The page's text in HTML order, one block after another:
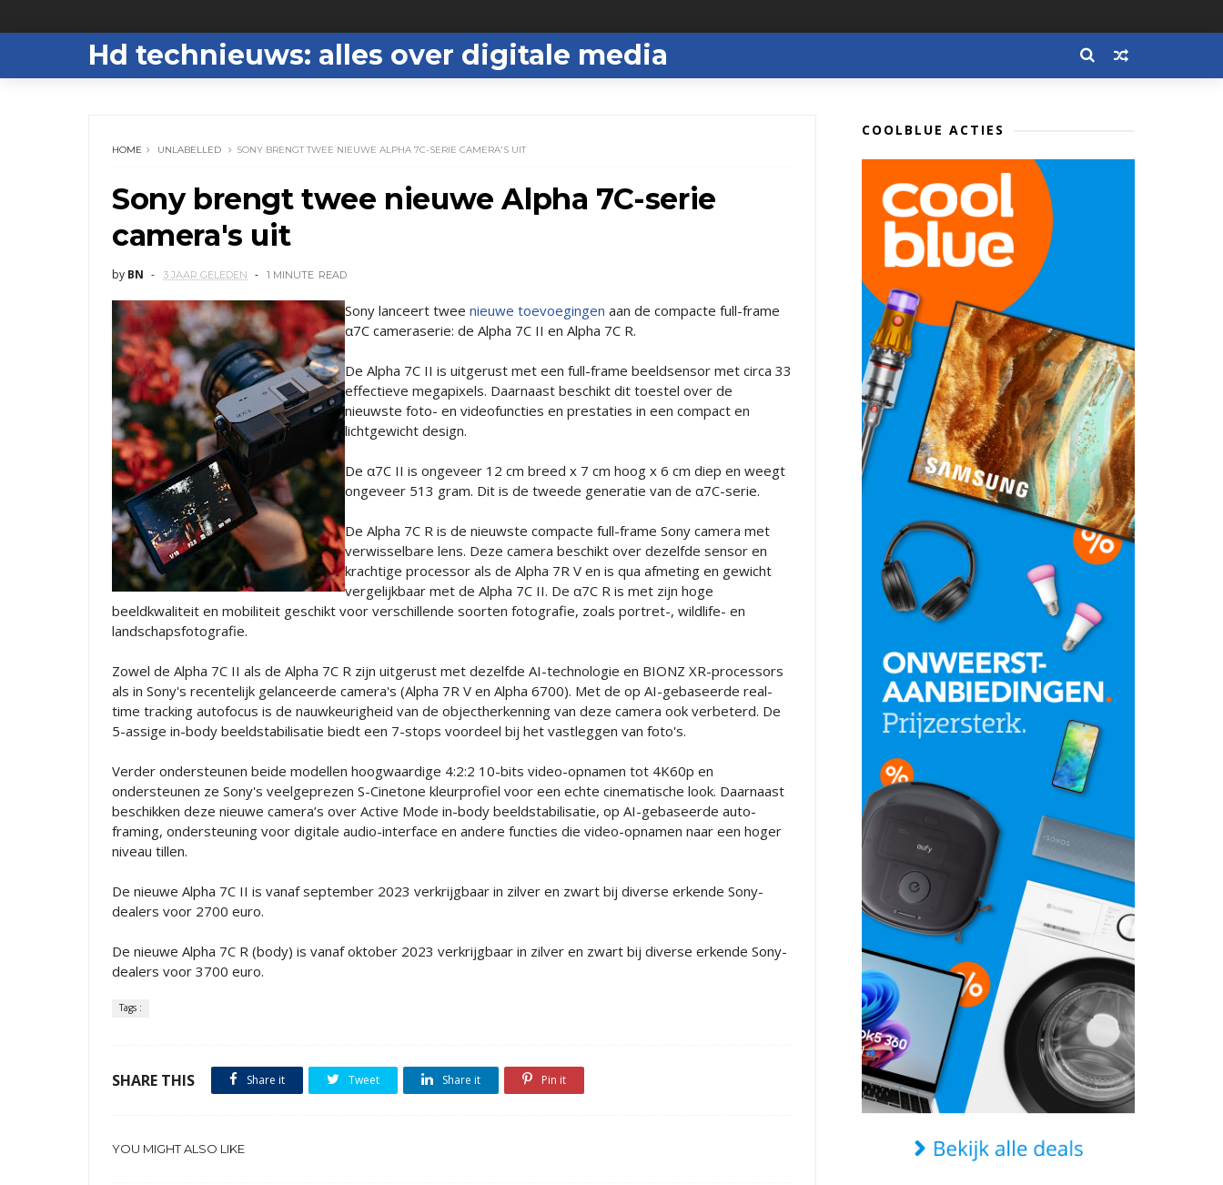
Hd technieuws: alles over digitale media
HOME UNLABELLED SONY BRENGT TWEE NIEUWE ALPHA 7C-SERIE CAMERA'S UIT ​
Sony brengt twee nieuwe Alpha 7C-serie
camera's uit ​
by BN 3 JAAR GELEDEN 1 MINUTE READ
Sony lanceert twee nieuwe toevoegingen aan de compacte full-frame
α7C cameraserie: de Alpha 7C II en Alpha 7C R.
De Alpha 7C II is uitgerust met een full-frame beeldsensor met circa 33
effectieve megapixels. Daarnaast beschikt dit toestel over de
nieuwste foto- en videofuncties en prestaties in een compact en
lichtgewicht design.
De α7C II is ongeveer 12 cm breed x 7 cm hoog x 6 cm diep en weegt
ongeveer 513 gram. Dit is de tweede generatie van de α7C-serie.
De Alpha 7C R is de nieuwste compacte full-frame Sony camera met
verwisselbare lens. Deze camera beschikt over dezelfde sensor en
krachtige processor als de Alpha 7R V en is qua afmeting en gewicht
vergelijkbaar met de Alpha 7C II. De α7C R is met zijn hoge
beeldkwaliteit en mobiliteit geschikt voor verschillende soorten fotografie, zoals portret-, wildlife- en
landschapsfotografie.
Zowel de Alpha 7C II als de Alpha 7C R zijn uitgerust met dezelfde AI-technologie en BIONZ XR-processors
als in Sony's recentelijk gelanceerde camera's (Alpha 7R V en Alpha 6700). Met de op AI-gebaseerde real-
time tracking autofocus is de nauwkeurigheid van de objectherkenning van deze camera ook verbeterd. De
5-assige in-body beeldstabilisatie biedt een 7-stops voordeel bij het vastleggen van foto's.
Verder ondersteunen beide modellen hoogwaardige 4:2:2 10-bits video-opnamen tot 4K60p en
ondersteunen ze Sony's veelgeprezen S-Cinetone kleurprofiel voor een echte cinematische look. Daarnaast
beschikken deze nieuwe camera’s over Active Mode in-body beeldstabilisatie, op AI-gebaseerde auto-
framing, ondersteuning voor digitale audio-interface en andere functies die video-opnamen naar een hoger
niveau tillen.
De nieuwe Alpha 7C II is vanaf september 2023 verkrijgbaar in zilver en zwart bij diverse erkende Sony-
dealers voor 2700 euro.
De nieuwe Alpha 7C R (body) is vanaf oktober 2023 verkrijgbaar in zilver en zwart bij diverse erkende Sony-
dealers voor 3700 euro.
Tags :
SHARE THIS Share it Tweet Share it Pin it
YOU MIGHT ALSO LIKE
COOLBLUE ACTIES